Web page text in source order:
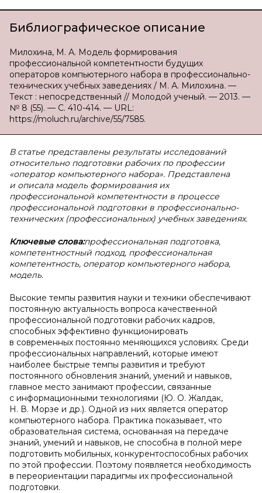
Библиографическое описание
Милохина, М. А. Модель формирования
профессиональной компетентности будущих
операторов компьютерного набора в профессионально-
технических учебных заведениях / М. А. Милохина. —
Текст : непосредственный // Молодой ученый. — 2013. —
№ 8 (55). — С. 410-414. — URL:
https://moluch.ru/archive/55/7585.
В статье представлены результаты исследований
относительно подготовки рабочих по профессии
«оператор компьютерного набора». Представлена
и описала модель формирования их
профессиональной компетентности в процессе
профессиональной подготовки в профессионально-
технических (профессиональных) учебных заведениях.
Ключевые слова:профессиональная подготовка,
компетентностный подход, профессиональная
компетентность, оператор компьютерного набора,
модель.
Высокие темпы развития науки и техники обеспечивают
постоянную актуальность вопроса качественной
профессиональной подготовки рабочих кадров,
способных эффективно функционировать
в современных постоянно меняющихся условиях. Среди
профессиональных направлений, которые имеют
наиболее быстрые темпы развития и требуют
постоянного обновления знаний, умений и навыков,
главное место занимают профессии, связанные
с информационными технологиями (Ю. О. Жалдак,
Н. В. Морзе и др.). Одной из них является оператор
компьютерного набора. Практика показывает, что
образовательная система, основанная на передаче
знаний, умений и навыков, не способна в полной мере
подготовить мобильных, конкурентоспособных рабочих
по этой профессии. Поэтому появляется необходимость
в переориентации парадигмы их профессиональной
подготовки.